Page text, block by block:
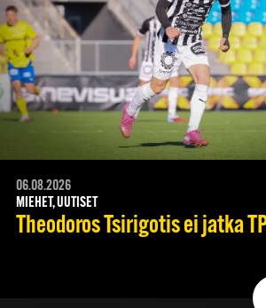
06.08.2026
MIEHET, UUTISET
Theodoros Tsirigotis ei jatka